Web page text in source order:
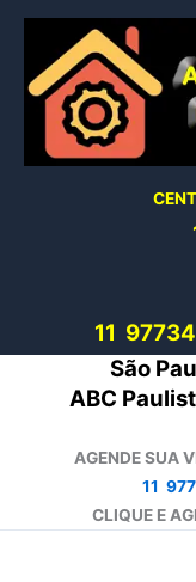
conteúdo
11
São
ABC
AGENDE SUA
11
CLIQUE E